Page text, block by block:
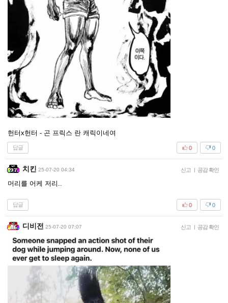
헌터x헌터 - 곤 프릭스 란 캐릭이네여
답글 0
0
치킨 25-07-20 04:34 신고 | 공감 확인
머리를 어케 저리..
답글 0
0
디비전 25-07-20 07:07 신고 | 공감 확인